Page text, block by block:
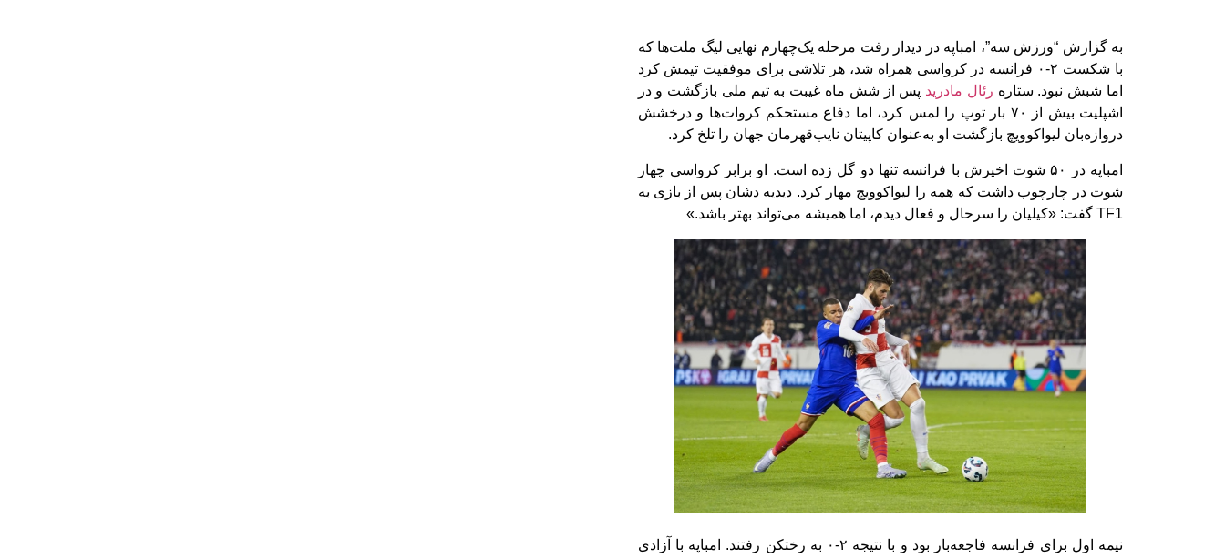
به گزارش “ورزش سه”، امباپه در دیدار رفت مرحله یک‌چهارم نهایی لیگ ملت‌ها که
با شکست ۲-۰ فرانسه در کرواسی همراه شد، هر تلاشی برای موفقیت تیمش کرد
اما شبش نبود. ستاره رئال مادرید پس از شش ماه غیبت به تیم ملی بازگشت و در
اشپلیت بیش از ۷۰ بار توپ را لمس کرد، اما دفاع مستحکم کروات‌ها و درخشش
دروازه‌بان لیواکوویچ بازگشت او به‌عنوان کاپیتان نایب‌قهرمان جهان را تلخ کرد.
امباپه در ۵۰ شوت اخیرش با فرانسه تنها دو گل زده است. او برابر کرواسی چهار
شوت در چارچوب داشت که همه را لیواکوویچ مهار کرد. دیدیه دشان پس از بازی به
TF1 گفت: «کیلیان را سرحال و فعال دیدم، اما همیشه می‌تواند بهتر باشد.»
نیمه اول برای فرانسه فاجعه‌بار بود و با نتیجه ۲-۰ به رختکن رفتند. امباپه با آزادی